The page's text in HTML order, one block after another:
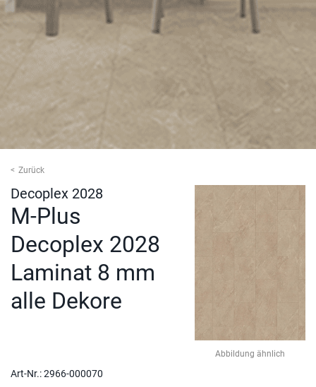
Zurück
Decoplex 2028
M-Plus
Decoplex 2028
Laminat 8 mm
alle Dekore
Abbildung ähnlich
Art-Nr.:2966-000070